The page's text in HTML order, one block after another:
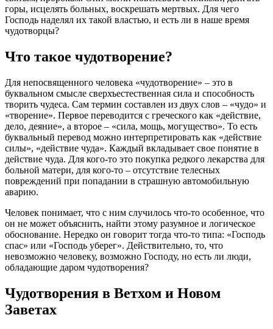
горы, исцелять больных, воскрешать мертвых. Для чего
Господь наделял их такой властью, и есть ли в наше время
чудотворцы?
Что такое чудотворение?
Для непосвященного человека «чудотворение» – это в
буквальном смысле сверхъестественная сила и способность
творить чудеса. Сам термин составлен из двух слов – «чудо» и
«творение». Первое переводится с греческого как «действие,
дело, деяние», а второе – «сила, мощь, могущество». То есть
буквальный перевод можно интерпретировать как «действие
силы», «действие чуда». Каждый вкладывает свое понятие в
действие чуда. Для кого-то это покупка редкого лекарства для
больной матери, для кого-то – отсутствие телесных
повреждений при попадании в страшную автомобильную
аварию.
Человек понимает, что с ним случилось что-то особенное, что
он не может объяснить, найти этому разумное и логическое
обоснование. Нередко он говорит тогда что-то типа: «Господь
спас» или «Господь уберег». Действительно, то, что
невозможно человеку, возможно Господу, но есть ли люди,
обладающие даром чудотворения?
Чудотворения в Ветхом и Новом
Заветах